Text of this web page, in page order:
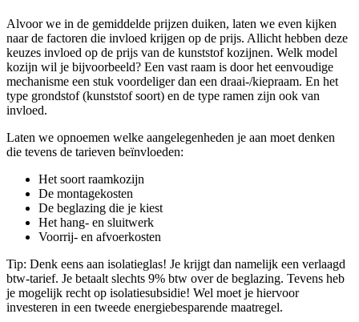
Alvoor we in de gemiddelde prijzen duiken, laten we even kijken
naar de factoren die invloed krijgen op de prijs. Allicht hebben deze
keuzes invloed op de prijs van de kunststof kozijnen. Welk model
kozijn wil je bijvoorbeeld? Een vast raam is door het eenvoudige
mechanisme een stuk voordeliger dan een draai-/kiepraam. En het
type grondstof (kunststof soort) en de type ramen zijn ook van
invloed.
Laten we opnoemen welke aangelegenheden je aan moet denken
die tevens de tarieven beïnvloeden:
Het soort raamkozijn
De montagekosten
De beglazing die je kiest
Het hang- en sluitwerk
Voorrij- en afvoerkosten
Tip: Denk eens aan isolatieglas! Je krijgt dan namelijk een verlaagd
btw-tarief. Je betaalt slechts 9% btw over de beglazing. Tevens heb
je mogelijk recht op isolatiesubsidie! Wel moet je hiervoor
investeren in een tweede energiebesparende maatregel.